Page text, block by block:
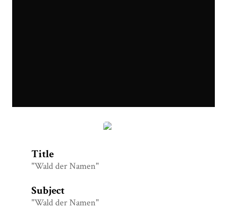
Title
"Wald der Namen"
Subject
"Wald der Namen"